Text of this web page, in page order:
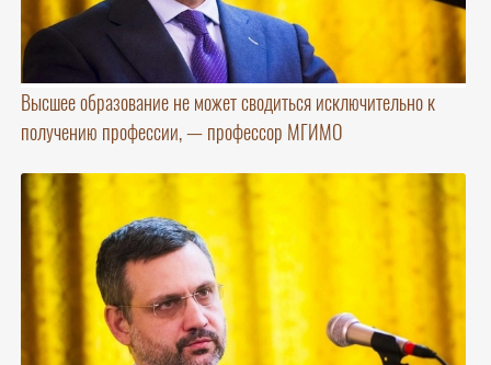
Высшее образование не может сводиться исключительно к
получению профессии, — профессор МГИМО